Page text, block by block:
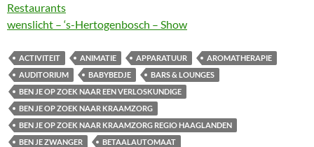
Restaurants
wenslicht – ‘s-Hertogenbosch – Show
ACTIVITEIT ANIMATIE APPARATUUR
AROMATHERAPIE
AUDITORIUM
BABYBEDJE
BARS & LOUNGES
BEN JE OP ZOEK NAAR EEN VERLOSKUNDIGE
BEN JE OP ZOEK NAAR KRAAMZORG
BEN JE OP ZOEK NAAR KRAAMZORG REGIO HAAGLANDEN
BEN JE ZWANGER
BETAALAUTOMAAT